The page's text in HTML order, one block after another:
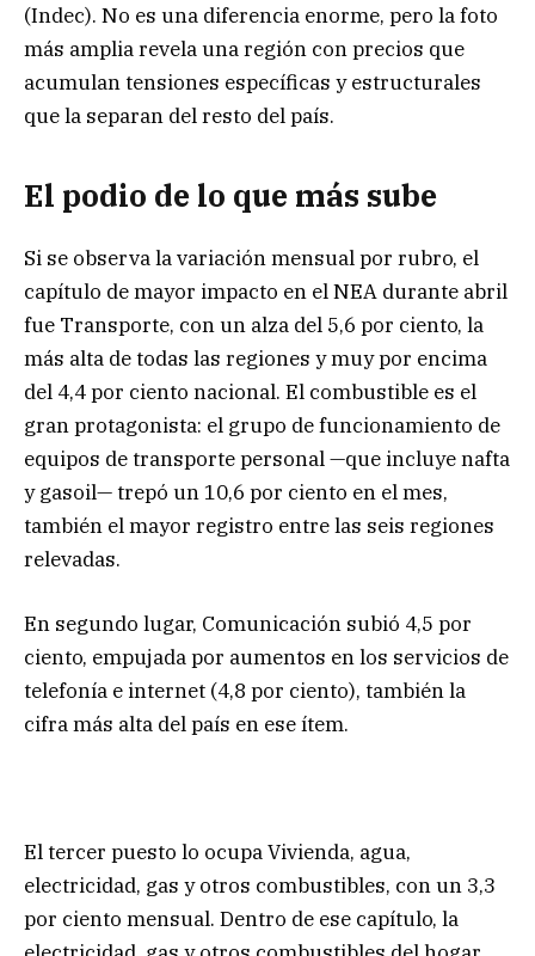
(Indec). No es una diferencia enorme, pero la foto
más amplia revela una región con precios que
acumulan tensiones específicas y estructurales
que la separan del resto del país.
El podio de lo que más sube
Si se observa la variación mensual por rubro, el
capítulo de mayor impacto en el NEA durante abril
fue Transporte, con un alza del 5,6 por ciento, la
más alta de todas las regiones y muy por encima
del 4,4 por ciento nacional. El combustible es el
gran protagonista: el grupo de funcionamiento de
equipos de transporte personal —que incluye nafta
y gasoil— trepó un 10,6 por ciento en el mes,
también el mayor registro entre las seis regiones
relevadas.
En segundo lugar, Comunicación subió 4,5 por
ciento, empujada por aumentos en los servicios de
telefonía e internet (4,8 por ciento), también la
cifra más alta del país en ese ítem.
El tercer puesto lo ocupa Vivienda, agua,
electricidad, gas y otros combustibles, con un 3,3
por ciento mensual. Dentro de ese capítulo, la